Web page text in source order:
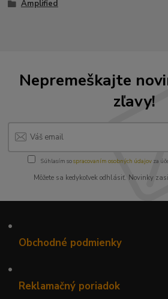
Amplified
Nepremeškajte
zľavy!
Súhlasím sospracovaním osobných údajov za
Môžete sa kedykoľvek odhlásiť. Novinky
•
Obchodné podmienky
•
Reklamačný poriadok